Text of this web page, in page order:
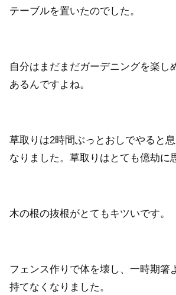
テーブルを置いたのでした。
自分はまだまだガーデニングを楽し
あるんですよね。
草取りは2時間ぶっとおしでやると
なりました。草取りはとても億劫に
木の根の抜根がとてもキツいです。
フェンス作りで体を壊し、一時期箸
持てなくなりました。